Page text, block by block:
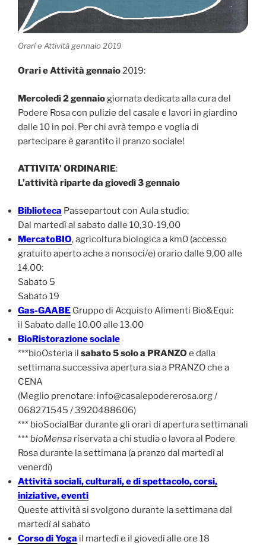
Orari e Attività gennaio 2019
Orari e Attività gennaio2019:
Mercoledì 2 gennaiogiornata dedicata alla cura del
Podere Rosa con pulizie del casale e lavori in giardino
dalle 10 in poi. Per chi avrà tempo e voglia di
partecipare è garantito il pranzo sociale!
ATTIVITA’ ORDINARIE:
L’attività riparte da giovedì 3 gennaio
Biblioteca Passepartout con Aula studio:
Dal martedì al sabato dalle 10,30-19,00
MercatoBIO, agricoltura biologica a km0 (accesso
gratuito aperto ache a nonsoci/e) orario dalle 9,00 alle
14.00:
Sabato 5
Sabato 19
Gas-GAABE Gruppo di Acquisto Alimenti Bio&Equi:
il Sabato dalle 10.00 alle 13.00
BioRistorazione sociale
***bioOsteria il sabato 5 solo a PRANZO e dalla
settimana successiva apertura sia a PRANZO che a
CENA
(Meglio prenotare: info@casalepodererosa.org /
068271545 / 3920488606)
*** bioSocialBar durante gli orari di apertura settimanali
***bioMensa riservata a chi studia o lavora al Podere
Rosa durante la settimana (a pranzo dal martedì al
venerdì)
Attività sociali, culturali, e di spettacolo, corsi,
iniziative, eventi
Queste attività si svolgono durante la settimana dal
martedì al sabato
Corso di Yoga il martedì e il giovedì alle ore 18